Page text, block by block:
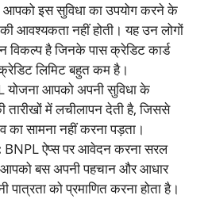
आपको इस सुविधा का उपयोग करने के
आवश्यकता नहीं होती। यह उन लोगों
विकल्प है जिनके पास क्रेडिट कार्ड
लिमिट बहुत कम है।
योजना आपको अपनी सुविधा के
तारीखों में लचीलापन देती है, जिससे
का सामना नहीं करना पड़ता।
BNPL ऐप्स पर आवेदन करना सरल
बस अपनी पहचान और आधार
पात्रता को प्रमाणित करना होता है।